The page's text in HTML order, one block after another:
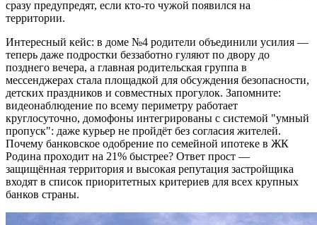
сразу предупредят, если кто-то чужой появился на
территории.
Интересный кейс: в доме №4 родители объединили усилия —
теперь даже подростки беззаботно гуляют по двору до
позднего вечера, а главная родительская группа в
мессенджерах стала площадкой для обсуждения безопасности,
детских праздников и совместных прогулок. Запомните:
видеонаблюдение по всему периметру работает
круглосуточно, домофоны интегрированы с системой "умный
пропуск": даже курьер не пройдёт без согласия жителей.
Почему банковское одобрение по семейной ипотеке в ЖК
Родина проходит на 21% быстрее? Ответ прост —
защищённая территория и высокая репутация застройщика
входят в список приоритетных критериев для всех крупных
банков страны.